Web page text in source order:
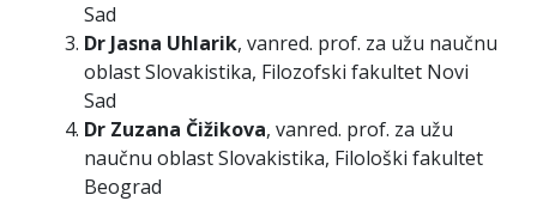
Sad
Dr Jasna Uhlarik, vanred. prof. za užu naučnu
oblast Slovakistika, Filozofski fakultet Novi
Sad
Dr Zuzana Čižikova, vanred. prof. za užu
naučnu oblast Slovakistika, Filološki fakultet
Beograd